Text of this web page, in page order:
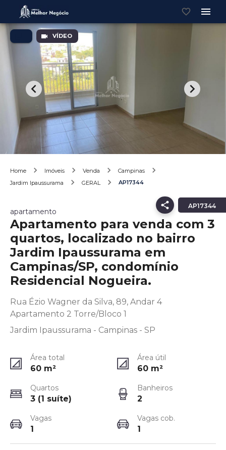
VÍDEO
Home Imóveis Venda
Campinas
Jardim Ipaussurama
GERAL AP17344
AP17344
apartamento
Apartamento para venda com 3
quartos, localizado no bairro
Jardim Ipaussurama em
Campinas/SP, condomínio
Residencial Nogueira.
Rua Ézio Wagner da Silva, 89, Andar 4
Apartamento 2 Torre/Bloco 1
Jardim Ipaussurama - Campinas - SP
Área total
60 m²
Área útil
60 m²
Quartos
3 (1 suíte)
Banheiros
2
Vagas
1
Vagas cob.
1